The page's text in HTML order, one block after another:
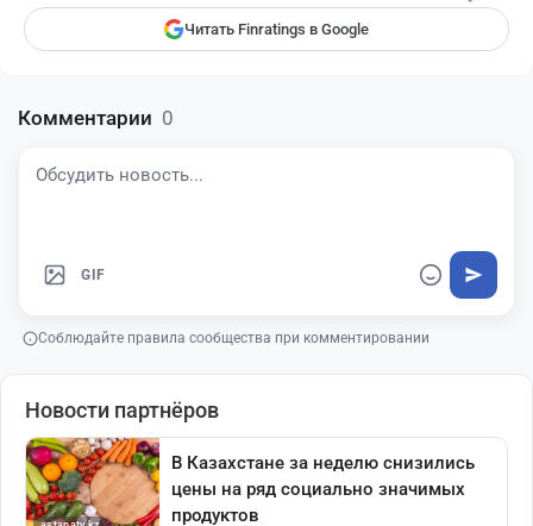
Читать Finratings в Google
Комментарии 0
GIF
Соблюдайте правила сообщества при комментировании